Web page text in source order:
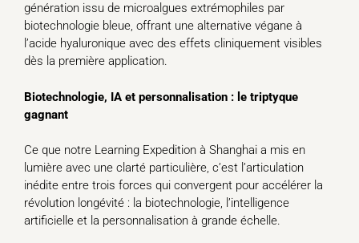
génération issu de microalgues extrémophiles par
biotechnologie bleue, offrant une alternative végane à
l’acide hyaluronique avec des effets cliniquement visibles
dès la première application.
Biotechnologie, IA et personnalisation : le triptyque
gagnant
Ce que notre Learning Expedition à Shanghai a mis en
lumière avec une clarté particulière, c’est l’articulation
inédite entre trois forces qui convergent pour accélérer la
révolution longévité : la biotechnologie, l’intelligence
artificielle et la personnalisation à grande échelle.